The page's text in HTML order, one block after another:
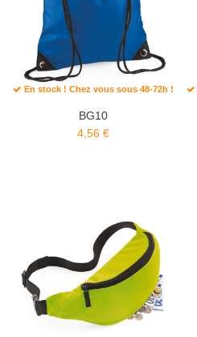
En stock ! Chez vous sous 48-72h !
BG10
4,56 €